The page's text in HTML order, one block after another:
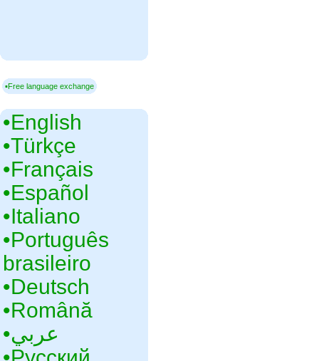
▪Free language exchange
•‎English
•‎Türkçe
•‎Français
•‎Español
•‎Italiano
•‎Português
brasileiro
•‎Deutsch
•‎Română
•‎عربي